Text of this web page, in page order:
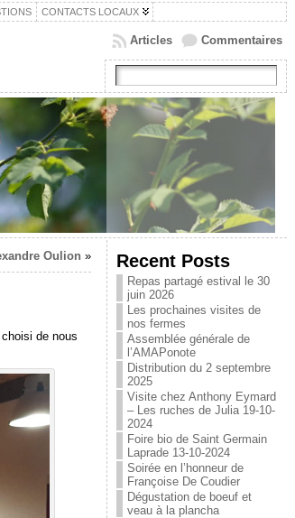
CONTACTS LOCAUX
Commentaires
Articles
Oulion »
de nous
Recent Posts
Repas partagé estival le 30
juin 2026
Les prochaines visites de
nos fermes
Assemblée générale de
l’AMAPonote
Distribution du 2 septembre
2025
Visite chez Anthony Eymard
– Les ruches de Julia 19-10-
2024
Foire bio de Saint Germain
Laprade 13-10-2024
Soirée en l’honneur de
Françoise De Coudier
Dégustation de boeuf et
veau à la plancha